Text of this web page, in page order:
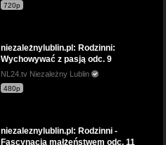
720p
niezależnylublin.pl: Rodzinni:
Wychowywać z pasją odc. 9
NL24.tv Niezależny Lublin
480p
niezaleznylublin.pl: Rodzinni -
Fascynacja małżeństwem odc. 11